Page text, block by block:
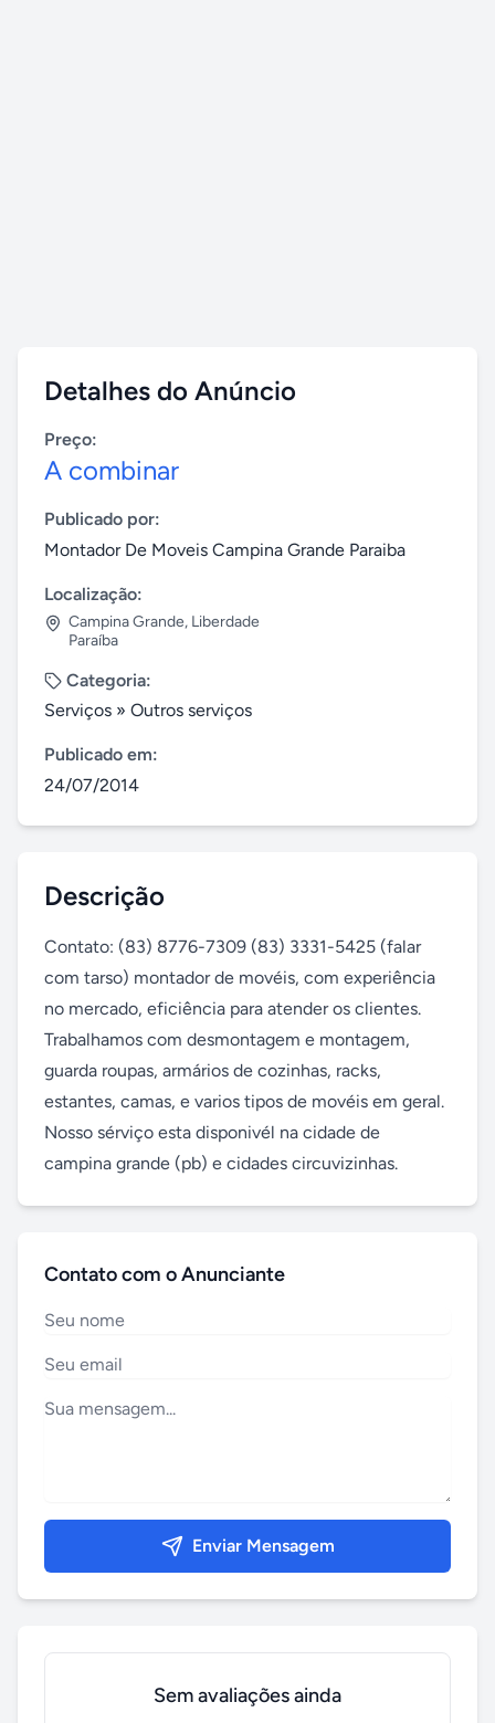
Detalhes do Anúncio
Preço:
A combinar
Publicado por:
Montador De Moveis Campina Grande Paraiba
Localização:
Campina Grande, Liberdade
Paraíba
Categoria:
Serviços » Outros serviços
Publicado em:
24/07/2014
Descrição
Contato: (83) 8776-7309 (83) 3331-5425 (falar
com tarso) montador de movéis, com experiência
no mercado, eficiência para atender os clientes.
Trabalhamos com desmontagem e montagem,
guarda roupas, armários de cozinhas, racks,
estantes, camas, e varios tipos de movéis em geral.
Nosso sérviço esta disponivél na cidade de
campina grande (pb) e cidades circuvizinhas.
Contato com o Anunciante
Enviar Mensagem
Sem avaliações ainda